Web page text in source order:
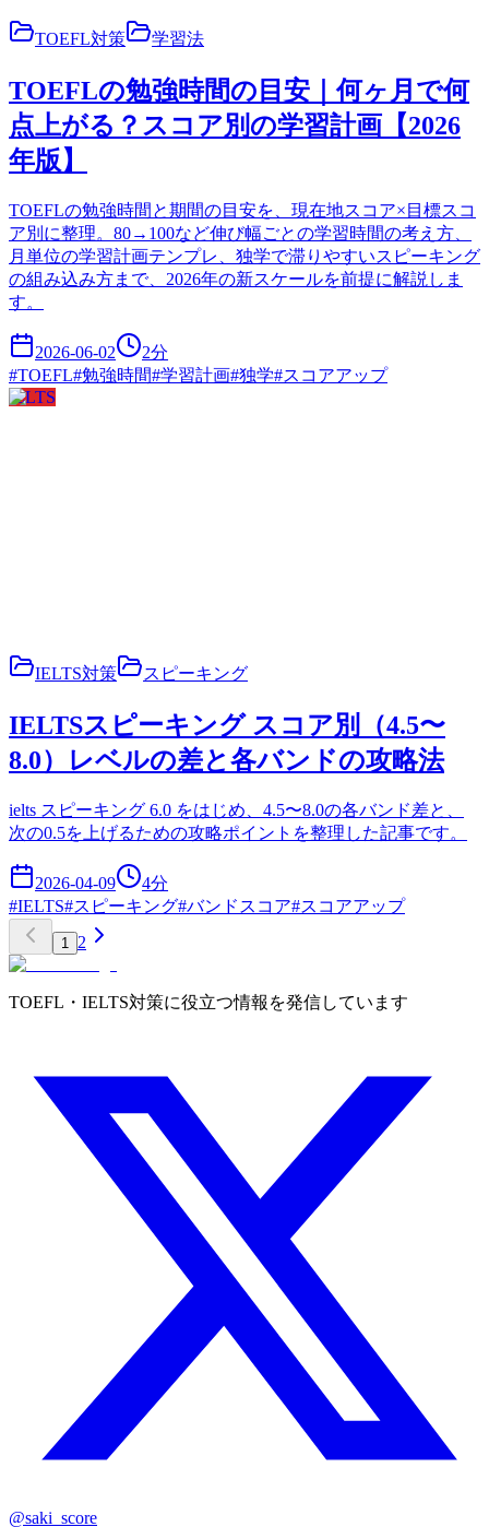
TOEFL対策 学習法
TOEFLの勉強時間の目安｜何ヶ月で何
点上がる？スコア別の学習計画【2026
年版】
TOEFLの勉強時間と期間の目安を、現在地スコア×目標スコ
ア別に整理。80→100など伸び幅ごとの学習時間の考え方、
月単位の学習計画テンプレ、独学で滞りやすいスピーキング
の組み込み方まで、2026年の新スケールを前提に解説しま
す。
2026-06-02 2分
#TOEFL#勉強時間#学習計画#独学#スコアアップ
IELTS
IELTS対策 スピーキング
IELTSスピーキング スコア別（4.5〜
8.0）レベルの差と各バンドの攻略法
ielts スピーキング 6.0 をはじめ、4.5〜8.0の各バンド差と、
次の0.5を上げるための攻略ポイントを整理した記事です。
2026-04-09 4分
#IELTS#スピーキング#バンドスコア#スコアアップ
1 2
TOEFL・IELTS対策に役立つ情報を発信しています
@saki_score